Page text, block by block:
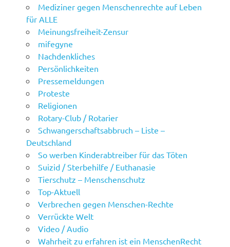
Mediziner gegen Menschenrechte auf Leben
für ALLE
Meinungsfreiheit-Zensur
mifegyne
Nachdenkliches
Persönlichkeiten
Pressemeldungen
Proteste
Religionen
Rotary-Club / Rotarier
Schwangerschaftsabbruch – Liste –
Deutschland
So werben Kinderabtreiber für das Töten
Suizid / Sterbehilfe / Euthanasie
Tierschutz – Menschenschutz
Top-Aktuell
Verbrechen gegen Menschen-Rechte
Verrückte Welt
Video / Audio
Wahrheit zu erfahren ist ein MenschenRecht